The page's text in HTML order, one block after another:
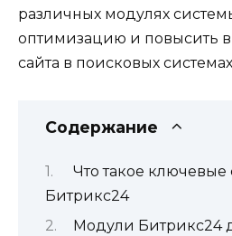
различных модулях
оптимизацию и повысить
сайта в поисковых
Содержание
Что такое ключевые
Битрикс24
Модули Битрикс24